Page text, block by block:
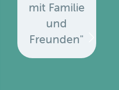
mit Familie
und
Freunden"